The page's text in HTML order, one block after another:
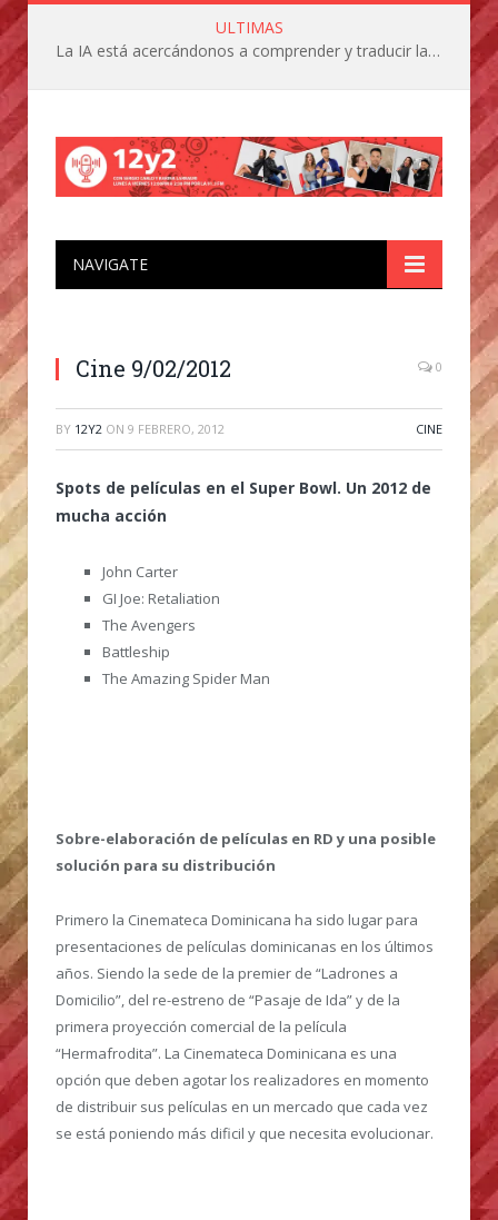
ULTIMAS
La IA está acercándonos a comprender y traducir las vocalizaciones y comportamientos de nuestras mascotas
NAVIGATE
Cine 9/02/2012 0
BY 12Y2 ON 9 FEBRERO, 2012 CINE
Spots de películas en el Super Bowl. Un 2012 de
mucha acción
John Carter
GI Joe: Retaliation
The Avengers
Battleship
The Amazing Spider Man
Sobre-elaboración de películas en RD y una posible
solución para su distribución
Primero la Cinemateca Dominicana ha sido lugar para
presentaciones de películas dominicanas en los últimos
años. Siendo la sede de la premier de “Ladrones a
Domicilio”, del re-estreno de “Pasaje de Ida” y de la
primera proyección comercial de la película
“Hermafrodita”. La Cinemateca Dominicana es una
opción que deben agotar los realizadores en momento
de distribuir sus películas en un mercado que cada vez
se está poniendo más dificil y que necesita evolucionar.